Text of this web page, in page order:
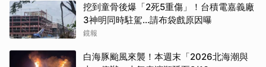
挖到童骨後爆「2死5重傷」！台積電嘉義廠
3神明同時駐駕...請布袋戲原因曝
鏡報
白海豚颱風來襲！本週末「2026北海潮與